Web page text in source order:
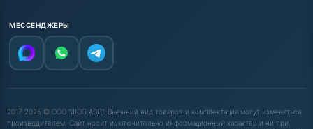
МЕССЕНДЖЕРЫ
2017-2025 © ООО "ШОП АВД". Внешний вид товаров и комплектация могут изменяться
производителем. Сайт носит исключительно информационный характер и ни при